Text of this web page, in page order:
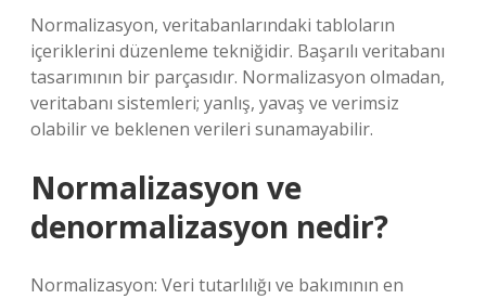
Normalizasyon, veritabanlarındaki tabloların
içeriklerini düzenleme tekniğidir. Başarılı veritabanı
tasarımının bir parçasıdır. Normalizasyon olmadan,
veritabanı sistemleri; yanlış, yavaş ve verimsiz
olabilir ve beklenen verileri sunamayabilir.
Normalizasyon ve
denormalizasyon nedir?
Normalizasyon: Veri tutarlılığı ve bakımının en